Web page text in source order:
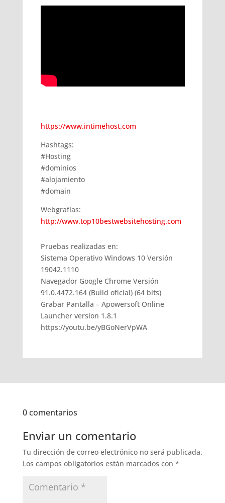
https://www.intimehost.com
Hashtags:
#Hosting
#dominios
#alojamiento
#domain
Webgrafías:
http://www.top10bestwebsitehosting.com
Pruebas realizadas en:
Sistema Operativo Windows 10 Versión
19042.1110
Navegador Google Chrome Versión
91.0.4472.164 (Build oficial) (64 bits)
Grabar Pantalla – Apowersoft Online
Launcher version 1.8.1
https://youtu.be/yBGoNerVpWA
0 comentarios
Enviar un comentario
Tu dirección de correo electrónico no será publicada.
Los campos obligatorios están marcados con *